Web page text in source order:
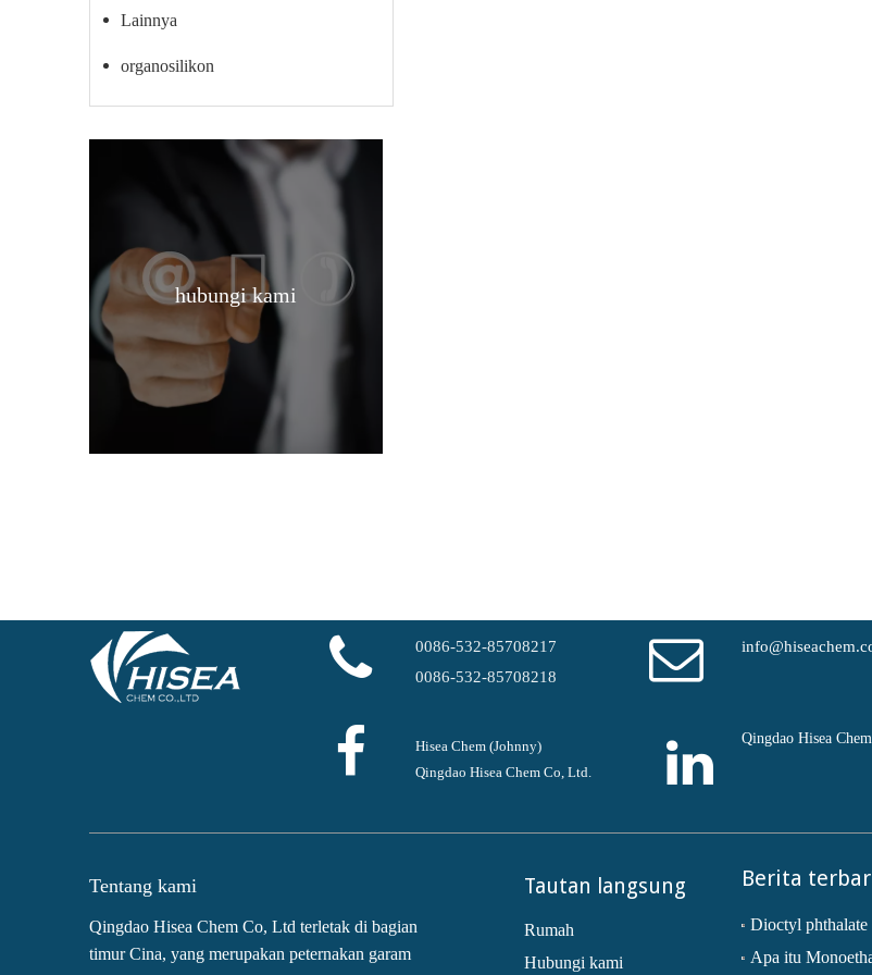
Lainnya
organosilikon
hubungi kami
0086-532-85708217
0086-532-85708218
Hisea Chem (Johnny)
Qingdao Hisea Chem Co, Ltd.
Qingdao Hisea
Tentang kami
Qingdao Hisea Chem Co, Ltd terletak di bagian
timur Cina, yang merupakan peternakan garam
Tautan langsung
Rumah
Hubungi kami
Berita
Apa itu